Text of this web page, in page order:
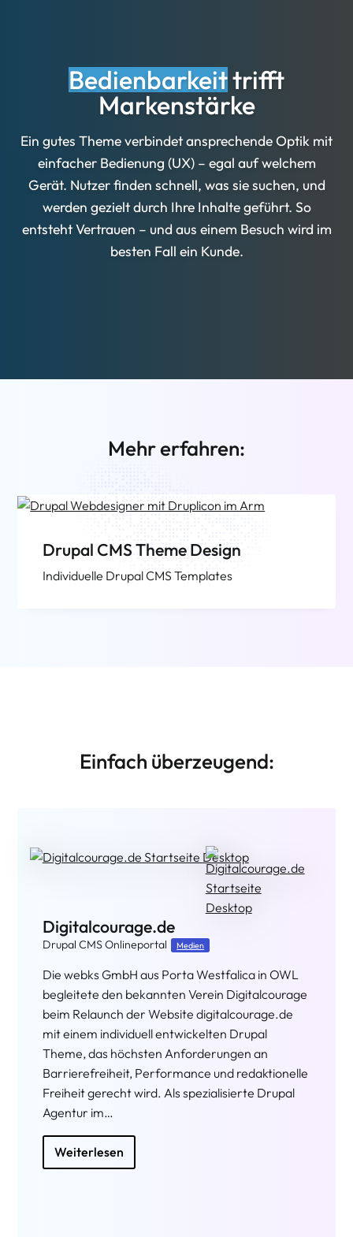
Bedienbarkeittrifft
Markenstärke
Ein gutes Theme verbindet ansprechende Optik mit
einfacher Bedienung (UX) – egal auf welchem
Gerät. Nutzer finden schnell, was sie suchen, und
werden gezielt durch Ihre Inhalte geführt. So
entsteht Vertrauen – und aus einem Besuch wird im
besten Fall ein Kunde.
Mehr erfahren:
Drupal CMS Theme Design
Individuelle Drupal CMS Templates
Einfach überzeugend:
Mehrsprachiger Drupal CMS Internetauftritt
Das Unternehmen econ-systems GmbH aus
Petershagen im Kreis Minden-Lübbecke ist für
sein umfangreiches Sortiment diverser Aerosole
und Spezialchemikalien bekannt, von denen viele
„made in Germany“ produziert werden.
Weiterlesen